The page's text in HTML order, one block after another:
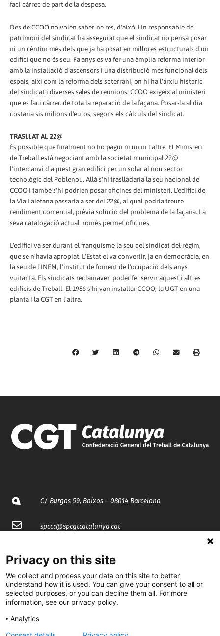
faci càrrec de part de la despesa.
Des de CCOO no volen saber-ne res, d'això. Un responsable de
patrimoni del sindicat ha assegurat que el sindicat no pensa posar
ni un cèntim més dels que ja ha posat en millores estructurals d'un
edifici que no és seu. Fa anys es va fer una àmplia reforma interior
amb la instal·lació d'ascensors i una distribució més funcional dels
espais, així com la reforma dels soterrani, on hi ha l'arxiu històric
del sindicat i diverses sales de reunions. CCOO exigeix al ministeri
que es faci càrrec de tota la reparació de la façana. Posar-la al dia
costaria sis milions d'euros, segons els càlculs del sindicat.
TRASLLAT AL 22@
És possible que finalment no ho pagui ni un ni l'altre. El Ministeri
de Treball està negociant amb la societat municipal 22@
l'intercanvi d'aquest gran edifici per un solar al nou sector
tecnològic del Poblenou. Allà s'hi traslladaria la seu nacional de
CCOO i també s'hi podrien posar oficines del ministeri. L'edifici de
la Via Laietana passaria a ser del 22@, al qual podria treure
rendiment comercial, prèvia solució del problema de la façana. La
seva catalogació actual només permet oficines.
L'edifici va ser durant el franquisme la seu del sindicat del règim,
que se n'havia apropiat. L'Estat el va convertir, ja en democràcia, en
la seu de l'INEM, l'institut de foment de l'ocupació dels anys
vuitanta. Els sindicats reclamaven poder fer servir aquest i altres
edificis de Treball. El 1986 s'hi van instal·lar CCOO, la UGT en una
planta i la CGT en l'altra.
C/ Burgos 59, Baixos – 08014 Barcelona
spccc@spcgtcatalunya.cat
@CGTCatalunya
cgtcatalunya
CGTCatalunya
Privacy on this site
We collect and process your data on this site to better
understand how it is used. You can give your consent to all or
selected purposes, or you can decline them all. For more
information, see our privacy policy.
Analytics